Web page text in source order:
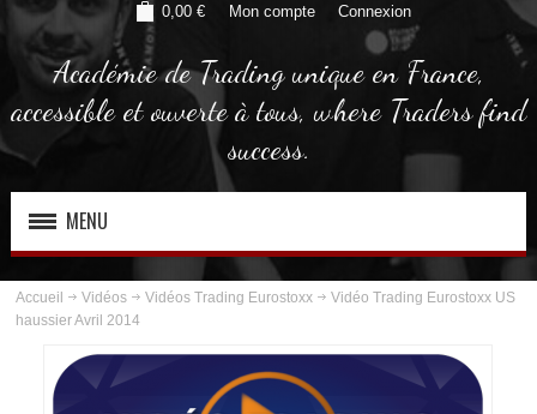
0,00 € Mon compte Connexion
Académie de Trading unique en France,
accessible et ouverte à tous, where Traders find
success.
MENU
ABOUT US
PLANNING
Accueil Vidéos Vidéos Trading Eurostoxx
Vidéo Trading Eurostoxx US
haussier Avril 2014